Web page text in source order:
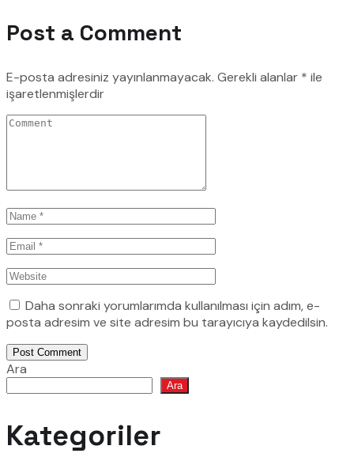
Post a Comment
E-posta adresiniz yayınlanmayacak. Gerekli alanlar * ile
işaretlenmişlerdir
Daha sonraki yorumlarımda kullanılması için adım, e-
posta adresim ve site adresim bu tarayıcıya kaydedilsin.
Post Comment
Ara
Ara
Kategoriler